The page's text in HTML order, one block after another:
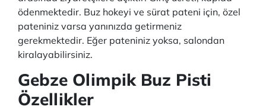
ödenmektedir. Buz hokeyi ve sürat pateni için, özel
pateniniz varsa yanınızda getirmeniz
gerekmektedir. Eğer pateniniz yoksa, salondan
kiralayabilirsiniz.
Gebze Olimpik Buz Pisti
Özellikler